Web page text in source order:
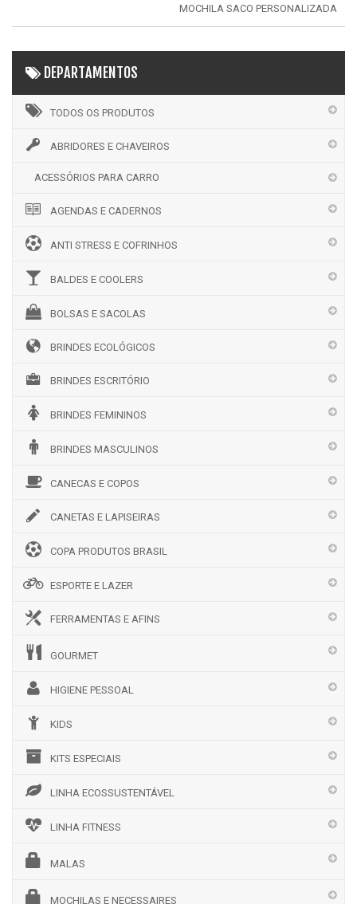
MOCHILA SACO PERSONALIZADA
DEPARTAMENTOS
TODOS OS PRODUTOS
ABRIDORES E CHAVEIROS
ACESSÓRIOS PARA CARRO
AGENDAS E CADERNOS
ANTI STRESS E COFRINHOS
BALDES E COOLERS
BOLSAS E SACOLAS
BRINDES ECOLÓGICOS
BRINDES ESCRITÓRIO
BRINDES FEMININOS
BRINDES MASCULINOS
CANECAS E COPOS
CANETAS E LAPISEIRAS
COPA PRODUTOS BRASIL
ESPORTE E LAZER
FERRAMENTAS E AFINS
GOURMET
HIGIENE PESSOAL
KIDS
KITS ESPECIAIS
LINHA ECOSSUSTENTÁVEL
LINHA FITNESS
MALAS
MOCHILAS E NECESSAIRES